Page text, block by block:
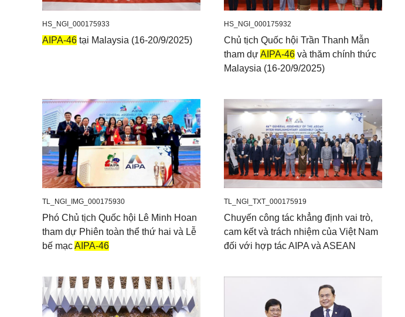
HS_NGI_000175933
AIPA-46 tại Malaysia (16-20/9/2025)
HS_NGI_000175932
Chủ tịch Quốc hội Trần Thanh Mẫn
tham dựAIPA-46 và thăm chính thức
Malaysia (16-20/9/2025)
TL_NGI_IMG_000175930
Phó Chủ tịch Quốc hội Lê Minh Hoan
tham dự Phiên toàn thể thứ hai và Lễ
bế mạcAIPA-46
TL_NGI_TXT_000175919
Chuyến công tác khẳng định vai trò,
cam kết và trách nhiệm của Việt Nam
đối với hợp tác AIPA và ASEAN